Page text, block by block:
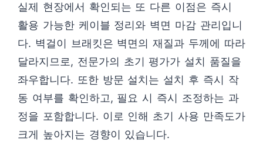
실제 현장에서 확인되는 또 다른 이점은 즉시
활용 가능한 케이블 정리와 벽면 마감 관리입니
다. 벽걸이 브래킷은 벽면의 재질과 두께에 따라
달라지므로, 전문가의 초기 평가가 설치 품질을
좌우합니다. 또한 방문 설치는 설치 후 즉시 작
동 여부를 확인하고, 필요 시 즉시 조정하는 과
정을 포함합니다. 이로 인해 초기 사용 만족도가
크게 높아지는 경향이 있습니다.